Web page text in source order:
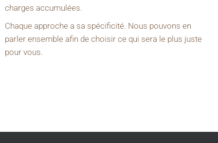
charges accumulées.
Chaque approche a sa spécificité. Nous pouvons en
parler ensemble afin de choisir ce qui sera le plus juste
pour vous.